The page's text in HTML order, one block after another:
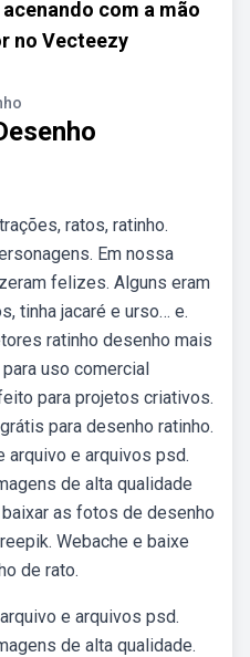
com a mão
no Vecteezy
ratos, ratinho.
Em nossa
felizes. Alguns eram
tinha jacaré e urso… e.
ratinho desenho mais
uso comercial
para projetos criativos.
para desenho ratinho.
arquivo e arquivos psd.
de alta qualidade
as fotos de desenho
Webache e baixe
de rato.
e arquivos psd.
de alta qualidade.